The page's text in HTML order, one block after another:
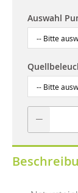
Auswahl